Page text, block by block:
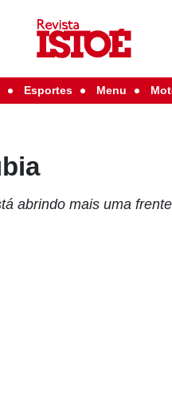
Esportes Menu
abrindo mais uma